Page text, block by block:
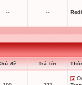
-- --
đề Trả lời